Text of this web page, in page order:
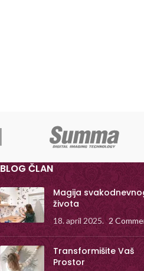
BLOG ČLAN
Magija
života
18. april 2025. 2
Transformišite Vaš
Prostor